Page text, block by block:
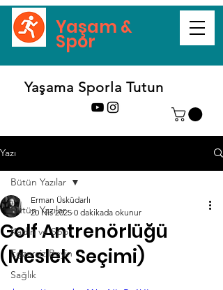
Yaşam &
Spor
Yaşama Sporla Tutun
Yazı
Bütün Yazılar
Kadın ve Spor
Egzersiz Beyin
Sağlık
Bütün Yazılar
Golf Antrenörlüğü
(Meslek Seçimi)
Erman Üsküdarlı
20 Nis 2025 0 dakikada okunur